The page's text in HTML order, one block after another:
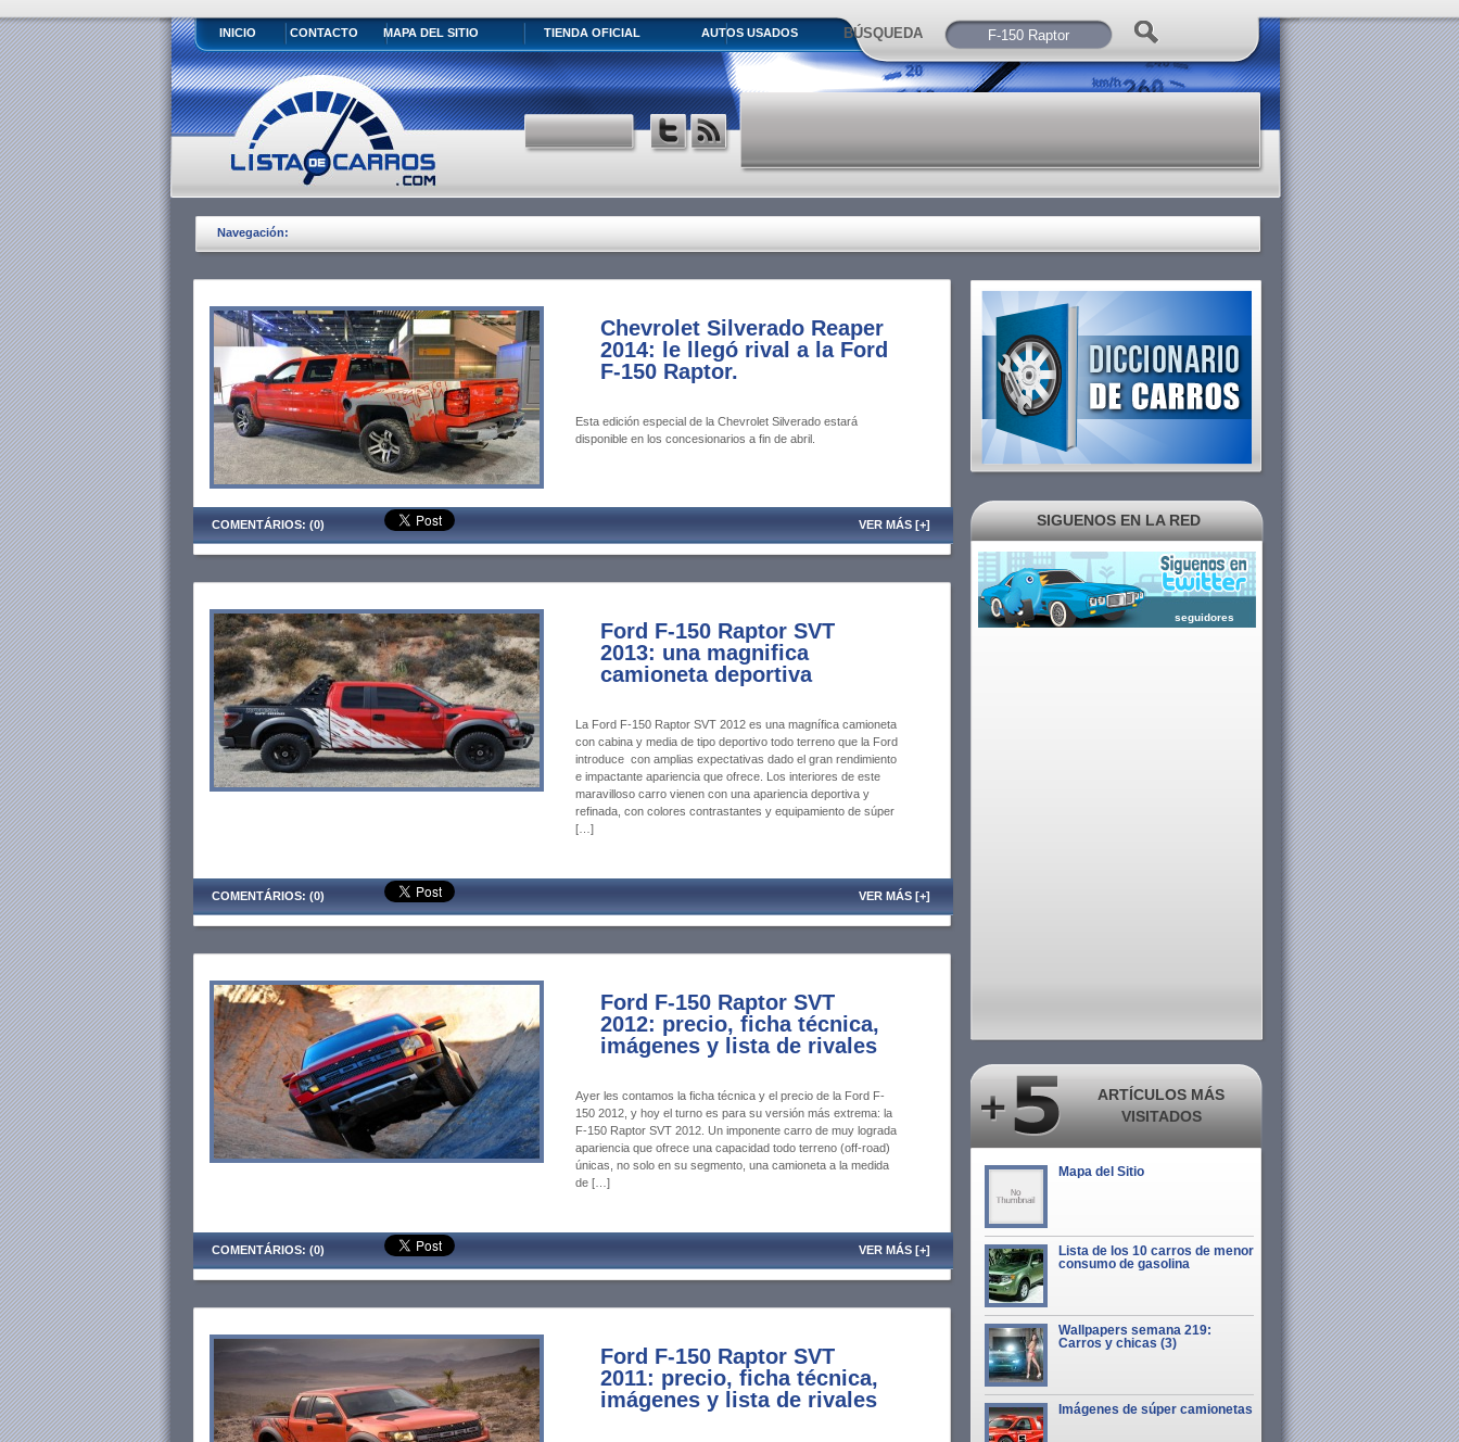
INICIO CONTACTO MAPA DEL SITIO TIENDA OFICIAL AUTOS USADOS BÚSQUEDA
Navegación:
Chevrolet Silverado Reaper
2014: le llegó rival a la Ford
F-150 Raptor.
Esta edición especial de la Chevrolet Silverado estará
disponible en los concesionarios a fin de abril.
COMENTÁRIOS: (0) VER MÁS [+]
Ford F-150 Raptor SVT
2013: una magnifica
camioneta deportiva
La Ford F-150 Raptor SVT 2012 es una magnífica camioneta
con cabina y media de tipo deportivo todo terreno que la Ford
introduce con amplias expectativas dado el gran rendimiento
e impactante apariencia que ofrece. Los interiores de este
maravilloso carro vienen con una apariencia deportiva y
refinada, con colores contrastantes y equipamiento de súper
[…]
COMENTÁRIOS: (0) VER MÁS [+]
Ford F-150 Raptor SVT
2012: precio, ficha técnica,
imágenes y lista de rivales
Ayer les contamos la ficha técnica y el precio de la Ford F-
150 2012, y hoy el turno es para su versión más extrema: la
F-150 Raptor SVT 2012. Un imponente carro de muy lograda
apariencia que ofrece una capacidad todo terreno (off-road)
únicas, no solo en su segmento, una camioneta a la medida
de […]
COMENTÁRIOS: (0) VER MÁS [+]
Ford F-150 Raptor SVT
2011: precio, ficha técnica,
imágenes y lista de rivales
SIGUENOS EN LA RED
seguidores
ARTÍCULOS MÁS
VISITADOS
Mapa del Sitio
Lista de los 10 carros de menor
consumo de gasolina
Wallpapers semana 219:
Carros y chicas (3)
Imágenes de súper camionetas